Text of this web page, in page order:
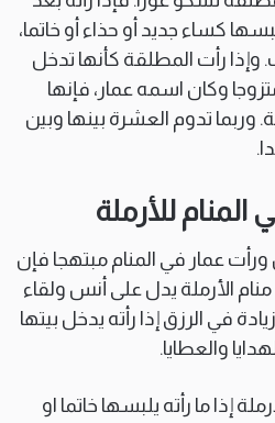
كساء جديد أو حذاء أو خاتما،
وإذا رأت المطلقة كأنها تدخل
وكان اسمه عمار، فإنها
وربما تدوم العشرة بينها وبين
للأرملة
عمار في المنام مبتهجا فإن
الأرملة يدل على أنس ولقاء
في الرزق إذا رأته يدخل بيتها
والعطايا.
إذا ما رأته يلبسها خاتما او